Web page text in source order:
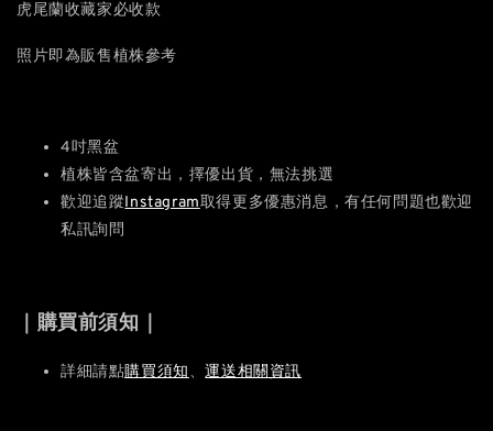
虎尾蘭收藏家必收款
照片即為販售植株參考
4吋黑盆
植株皆含盆寄出，擇優出貨，無法挑選
歡迎追蹤Instagram取得更多優惠消息，有任何問題也歡迎
私訊詢問
｜購買前須知｜
詳細請點購買須知、運送相關資訊